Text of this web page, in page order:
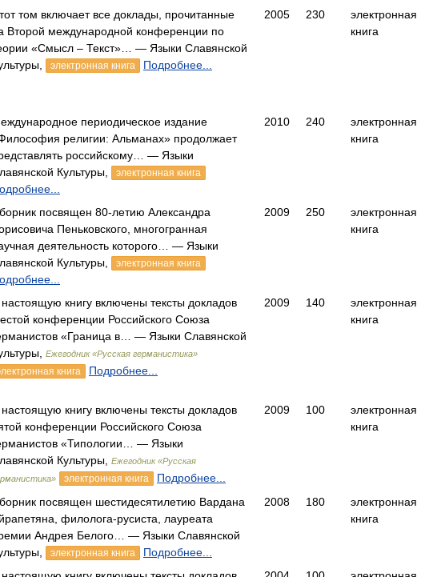
том включает все доклады, прочитанные
Второй международной конференции по
«Смысл – Текст»… — Языки Славянской
электронная книга Подробнее...
2005 230
электронная
книга
периодическое издание
религии: Альманах» продолжает
российскому… — Языки
Культуры,
электронная книга
2010 240
электронная
книга
посвящен 80-летию Александра
Пеньковского, многогранная
деятельность которого… — Языки
Культуры,
электронная книга
2009 250
электронная
книга
книгу включены тексты докладов
конференции Российского Союза
«Граница в… — Языки Славянской
Ежегодник «Русская германистика»
книга Подробнее...
2009 140
электронная
книга
книгу включены тексты докладов
конференции Российского Союза
«Типологии… — Языки
Культуры,
Ежегодник «Русская
электронная книга Подробнее...
2009 100
электронная
книга
посвящен шестидесятилетию Вардана
филолога-русиста, лауреата
Андрея Белого… — Языки Славянской
электронная книга Подробнее...
2008 180
электронная
книга